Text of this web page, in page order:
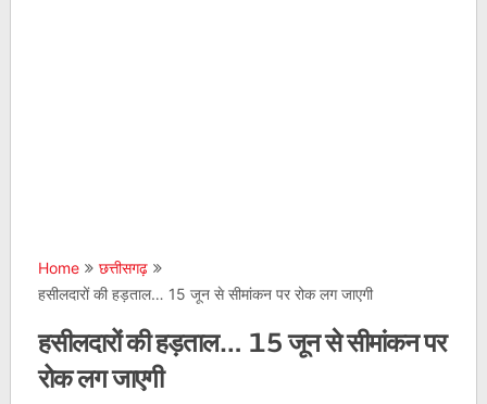
Home
छत्तीसगढ़
हसीलदारों की हड़ताल… 15 जून से सीमांकन पर रोक लग जाएगी
हसीलदारों की हड़ताल… 15 जून से सीमांकन पर
रोक लग जाएगी